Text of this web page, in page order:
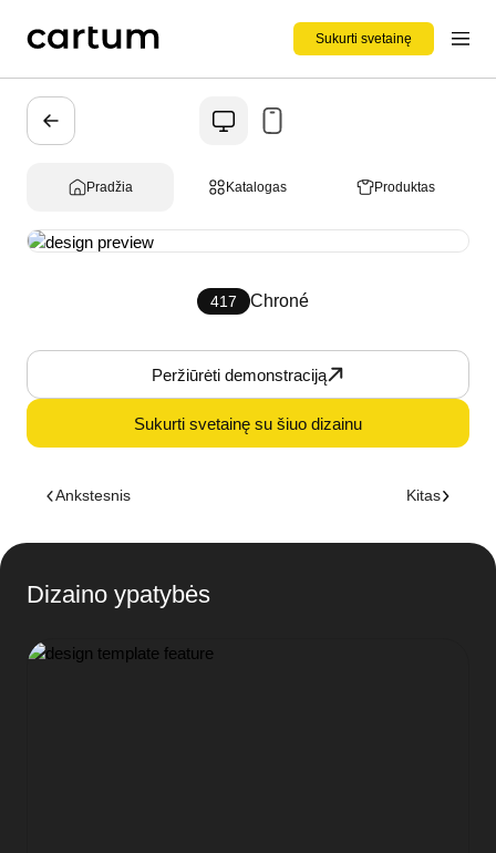
Sukurti svetainę
Pradžia Katalogas Produktas
417 Chroné
Peržiūrėti demonstraciją
Sukurti svetainę su šiuo dizainu
Ankstesnis Kitas
Dizaino ypatybės